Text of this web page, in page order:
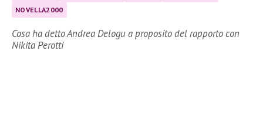
NOVELLA2000
Cosa ha detto Andrea Delogu a proposito del rapporto con
Nikita Perotti